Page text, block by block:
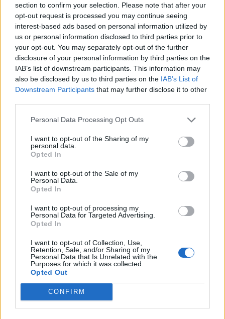
section to confirm your selection. Please note that after your
opt-out request is processed you may continue seeing
interest-based ads based on personal information utilized by
us or personal information disclosed to third parties prior to
your opt-out. You may separately opt-out of the further
disclosure of your personal information by third parties on the
IAB’s list of downstream participants. This information may
also be disclosed by us to third parties on the IAB’s List of
Downstream Participants that may further disclose it to other
Personal Data Processing Opt Outs
I want to opt-out of the Sharing of my
personal data.
Opted In
I want to opt-out of the Sale of my
Personal Data.
Opted In
I want to opt-out of processing my
Personal Data for Targeted Advertising.
Opted In
I want to opt-out of Collection, Use,
Retention, Sale, and/or Sharing of my
Personal Data that Is Unrelated with the
Purposes for which it was collected.
Opted Out
CONFIRM
PATIENT TALK 16/09/2025 - 20:54
ΕΣΑΜΕΑ: Διαμαρτυρίες γονέων παιδιών με
αναπηρία για τα κενά στην ειδική εκπαίδευση
ΕΠΙΚΑΙΡΌΤΗΤΑ 01/08/2025 - 12:44
Ο Δήμος Αθηναίων αναβαθμίζει την εφαρμογή